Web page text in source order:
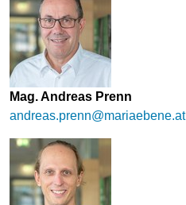
Mag. Andreas Prenn
andreas.prenn@mariaebene.at